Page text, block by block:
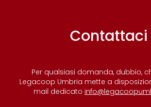
Contattaci
Per qualsiasi domanda, dubbio,
Legacoop Umbria mette a
mail dedicato